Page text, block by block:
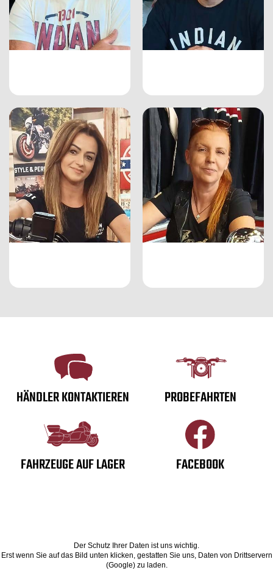
HÄNDLER KONTAKTIEREN PROBEFAHRTEN
FAHRZEUGE AUF LAGER FACEBOOK
Der Schutz Ihrer Daten ist uns wichtig.
Erst wenn Sie auf das Bild unten klicken, gestatten Sie uns, Daten von Drittservern
(Google) zu laden.